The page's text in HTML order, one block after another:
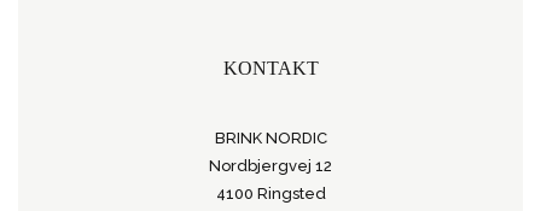
KONTAKT
BRINK NORDIC
Nordbjergvej 12
4100 Ringsted